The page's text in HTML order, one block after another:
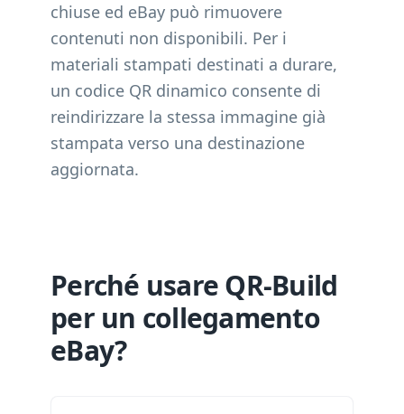
chiuse ed eBay può rimuovere
contenuti non disponibili. Per i
materiali stampati destinati a durare,
un codice QR dinamico consente di
reindirizzare la stessa immagine già
stampata verso una destinazione
aggiornata.
Perché usare QR-Build
per un collegamento
eBay?